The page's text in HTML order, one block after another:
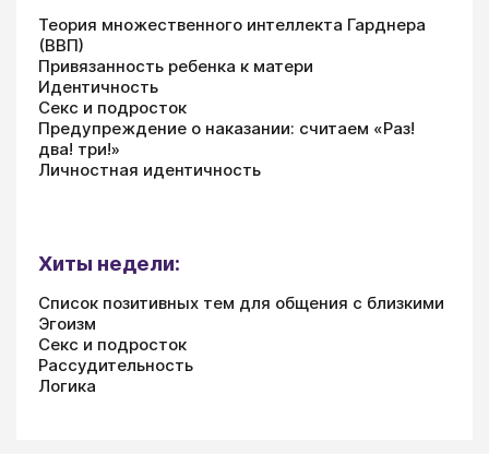
Теория множественного интеллекта Гарднера
(ВВП)
Привязанность ребенка к матери
Идентичность
Секс и подросток
Предупреждение о наказании: считаем «Раз!
два! три!»
Личностная идентичность
Хиты недели:
Список позитивных тем для общения с близкими
Эгоизм
Секс и подросток
Рассудительность
Логика